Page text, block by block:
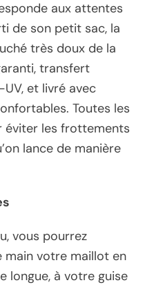
aux attentes
de son petit sac, la
très doux de la
transfert
et livré avec
Toutes les
éviter les frottements
lance de manière
vous pourrez
votre maillot en
longue, à votre guise